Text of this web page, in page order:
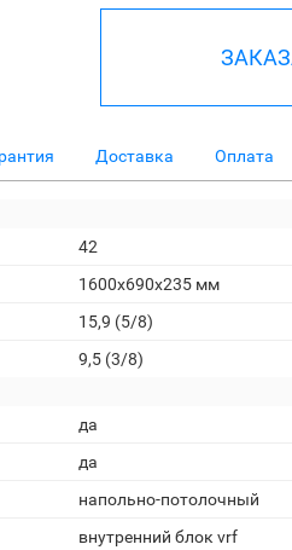
Доставка Оплата
42
1600x690x235 мм
15,9 (5/8)
9,5 (3/8)
да
да
напольно-потолочный
внутренний блок vrf